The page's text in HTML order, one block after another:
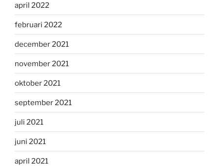
april 2022
februari 2022
december 2021
november 2021
oktober 2021
september 2021
juli 2021
juni 2021
april 2021